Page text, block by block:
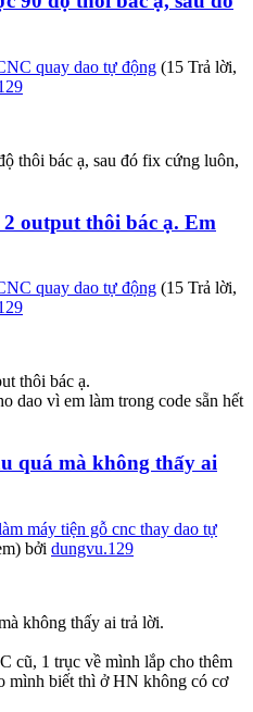
quay dao tự động (15 Trả lời,
thôi bác ạ, sau đó fix cứng luôn,
output thôi bác ạ. Em
quay dao tự động (15 Trả lời,
thôi bác ạ.
dao vì em làm trong code sẵn hết
quá mà không thấy ai
máy tiện gỗ cnc thay dao tự
bởi dungvu.129
không thấy ai trả lời.
cũ, 1 trục về mình lắp cho thêm
mình biết thì ở HN không có cơ